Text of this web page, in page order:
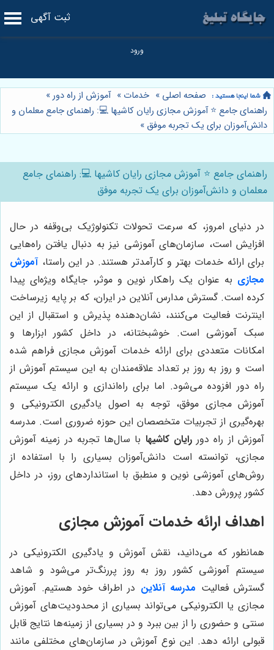
ثبت آگهی
صفحه اصلی » خدمات » آموزش از راه دور»
راهنمای جامع ⭐️ آموزش مجازی رایان کاشیها 💻: راهنمای جامع معلمان و
دانش‌آموزان برای یک تجربه موفق »
راهنمای جامع ⭐️ آموزش مجازی رایان کاشیها 💻: راهنمای جامع
معلمان و دانش‌آموزان برای یک تجربه موفق
در دنیای امروز، که سرعت تحولات تکنولوژیک بی‌وقفه در حال
افزایش است، سازمان‌های آموزشی نیز به دنبال یافتن راه‌هایی
برای ارائه خدمات بهتر و کارآمدتر هستند. در این راستا،آموزش
مجازی به عنوان یک راهکار نوین و موثر، جایگاه ویژه‌ای پیدا
کرده است. گسترش مدارس آنلاین در ایران، که بر پایه زیرساخت
اینترنت فعالیت می‌کنند، نشان‌دهنده پذیرش و استقبال از این
سبک آموزشی است. خوشبختانه، در داخل کشور ابزارها و
امکانات متعددی برای ارائه خدمات آموزش مجازی فراهم شده
است و روز به روز بر تعداد علاقه‌مندان به این سیستم آموزش از
راه دور افزوده می‌شود. اما برای راه‌اندازی و ارائه یک سیستم
آموزش مجازی موفق، توجه به اصول یادگیری الکترونیکی و
بهره‌گیری از تجربیات متخصصان این حوزه ضروری است. مدرسه
آموزش از راه دوررایان کاشیها با سال‌ها تجربه در زمینه آموزش
مجازی، توانسته است دانش‌آموزان بسیاری را با استفاده از
روش‌های آموزشی نوین و منطبق با استانداردهای روز، در داخل
کشور پرورش دهد.
اهداف ارائه خدمات آموزش مجازی
همانطور که می‌دانید، نقش آموزش و یادگیری الکترونیکی در
سیستم آموزشی کشور روز به روز پررنگ‌تر می‌شود و شاهد
گسترش فعالیت مدرسه آنلاین در اطراف خود هستیم. آموزش
مجازی یا الکترونیکی می‌تواند بسیاری از محدودیت‌های آموزش
سنتی و حضوری را از بین ببرد و در بسیاری از زمینه‌ها نتایج قابل
قبولی ارائه دهد. این نوع آموزش در سازمان‌های مختلفی مانند